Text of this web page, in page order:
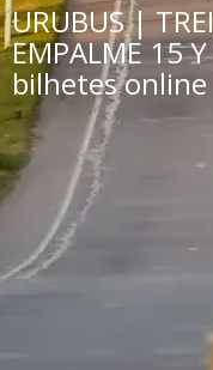
URUBUS |
EMPALME 15
bilhetes online